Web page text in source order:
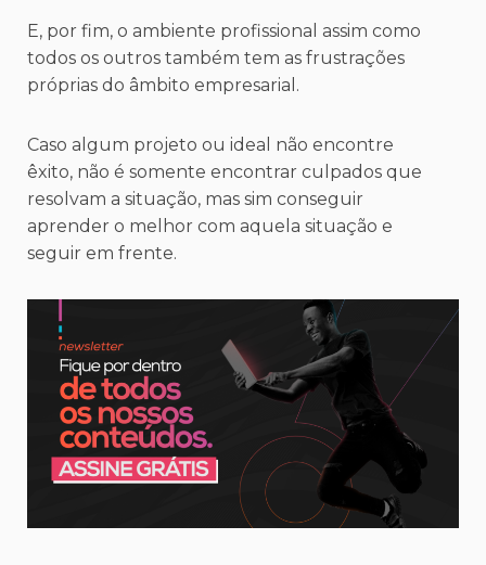
E, por fim, o ambiente profissional assim como
todos os outros também tem as frustrações
próprias do âmbito empresarial.
Caso algum projeto ou ideal não encontre
êxito, não é somente encontrar culpados que
resolvam a situação, mas sim conseguir
aprender o melhor com aquela situação e
seguir em frente.